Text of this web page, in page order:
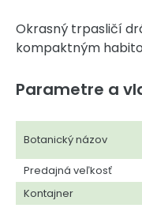
Okrasný trpasličí
kompaktným
Parametre a
Botanický názov
Predajná veľkosť
Kontajner